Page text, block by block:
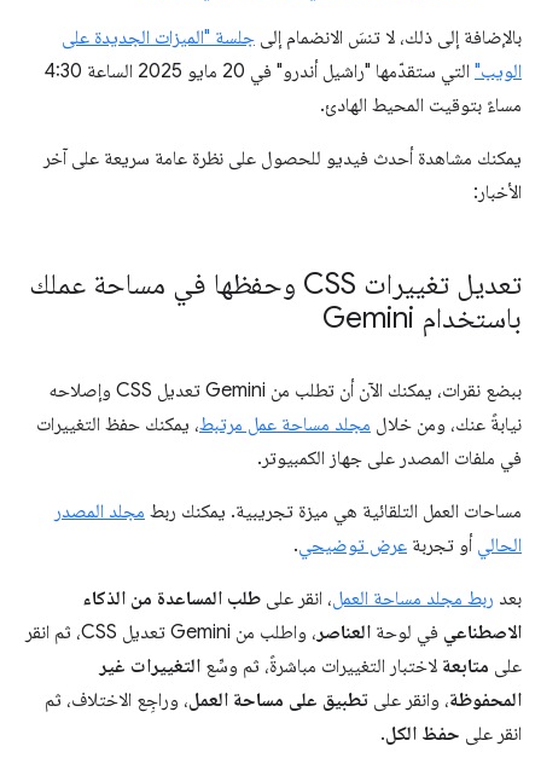
بالإضافة إلى ذلك، لا تنسَ الانضمام إلى جلسة "الميزات الجديدة على
الويب"
التي ستقدّمها "راشيل أندرو" في 20 مايو 2025 الساعة 4:30
مساءً بتوقيت المحيط الهادئ.
يمكنك مشاهدة أحدث فيديو للحصول على نظرة عامة سريعة على آخر
الأخبار:
تعديل تغييرات CSS وحفظها في مساحة عملك
باستخدام Gemini
ببضع نقرات، يمكنك الآن أن تطلب من Gemini تعديل CSS وإصلاحه
نيابةً عنك، ومن خلال مجلد مساحة عمل مرتبط، يمكنك حفظ التغييرات
في ملفات المصدر على جهاز الكمبيوتر.
مساحات العمل التلقائية هي ميزة تجريبية. يمكنك ربط مجلد المصدر
الحالي أو تجربة عرض توضيحي.
بعد ربط مجلد مساحة العمل، انقر على طلب المساعدة من الذكاء
الاصطناعي في لوحة العناصر
، واطلب من Gemini تعديل CSS، ثم انقر
على متابعة لاختبار التغييرات مباشرةً، ثم وسِّع التغييرات غير
المحفوظة، وانقر على تطبيق على مساحة العمل، وراجِع الاختلاف، ثم
انقر على حفظ الكل.